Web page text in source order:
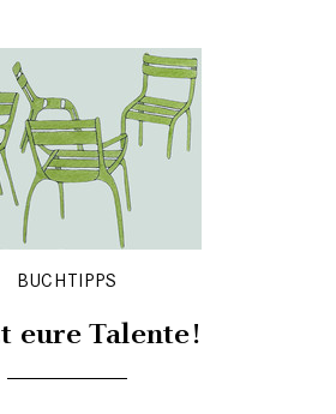
BUCHTIPPS
eure Talente!